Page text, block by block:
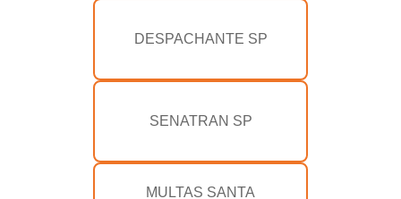
DESPACHANTE SP
SENATRAN SP
MULTAS SANTA